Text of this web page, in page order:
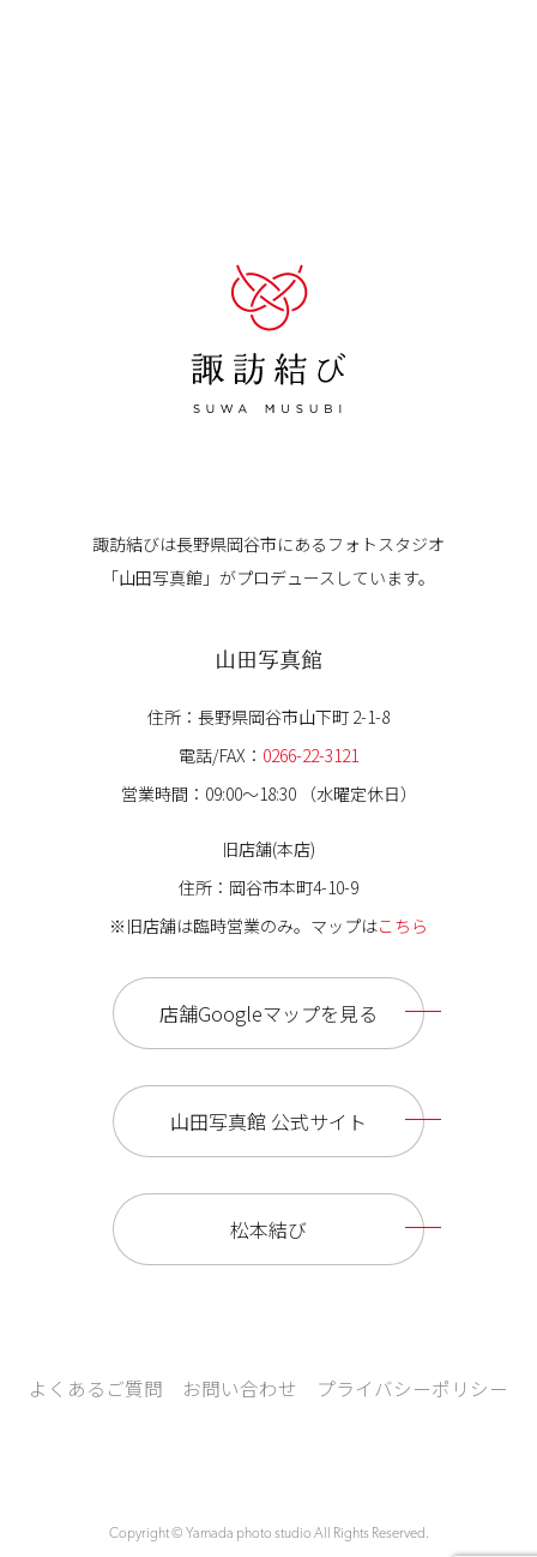
諏訪結びは長野県岡谷市にある フォトスタジオ
「山田写真館」がプロデュースしています。
山田写真館
住所：長野県岡谷市山下町 2-1-8
電話/FAX： 0266-22-3121
営業時間：09:00〜18:30 （水曜定休日）
旧店舗(本店)
住所：岡谷市本町4-10-9
※旧店舗は臨時営業のみ。マップはこちら
店舗Googleマップを見る
山田写真館 公式サイト
松本結び
よくあるご質問 お問い合わせ プライバシーポリシー
Copyright © Yamada photo studio All Rights Reserved.